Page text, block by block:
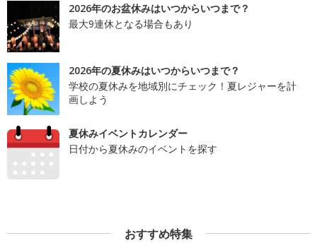
2026年のお盆休みはいつからいつまで？
最大9連休となる場合もあり
2026年の夏休みはいつからいつまで？
学校の夏休みを地域別にチェック！夏レジャーを計
画しよう
夏休みイベントカレンダー
日付から夏休みのイベントを探す
おすすめ特集